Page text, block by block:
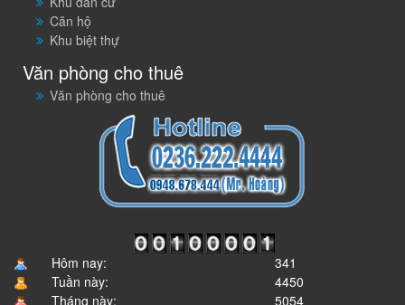
Căn hộ
Khu biệt thự
Văn phòng cho thuê
Văn phòng cho thuê
Hôm nay:
341
Tuần này:
4450
Tháng này:
5054